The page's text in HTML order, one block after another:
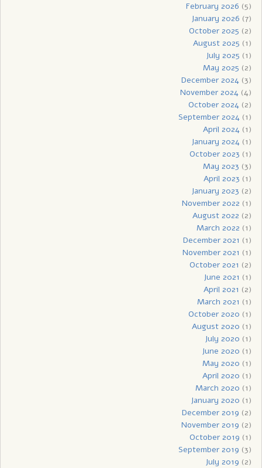
February 2026 (5)
January 2026 (7)
October 2025 (2)
August 2025 (1)
July 2025 (1)
May 2025 (2)
December 2024(3)
November 2024(4)
October 2024(2)
September 2024(1)
April 2024(1)
January 2024(1)
October 2023 (1)
May 2023 (3)
April 2023 (1)
January 2023 (2)
November 2022 (1)
August 2022 (2)
March 2022 (1)
December 2021 (1)
November 2021 (1)
October 2021 (2)
June 2021 (1)
April 2021 (2)
March 2021 (1)
October 2020 (1)
August 2020 (1)
July 2020 (1)
June 2020 (1)
May 2020 (1)
April 2020 (1)
March 2020 (1)
January 2020 (1)
December 2019 (2)
November 2019 (2)
October 2019 (1)
September 2019 (3)
July 2019 (2)